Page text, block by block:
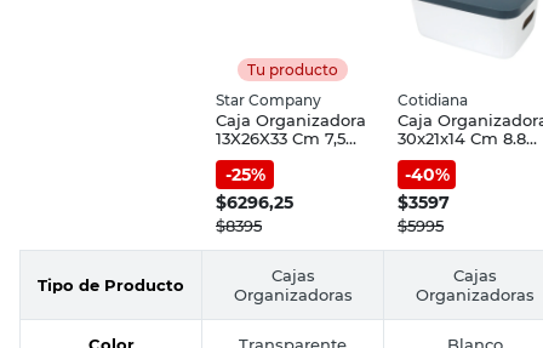
Tu producto
Star Company
Caja Organizadora
13X26X33 Cm 7,5
Lts Polipropileno
Transparente Star
Company
-25%
$6296,25
$8395
Cotidiana
Caja
30x21x14 Cm 8.8
Lts Plástico
Cotidiana
-40%
$3597
$5995
Tipo de Producto
Cajas
Organizadoras
Cajas
Organizadoras
Color Transparente Blanco